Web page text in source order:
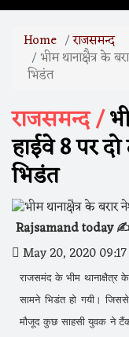
Home राजसमन्द
भीम थानाक्षैत्र के
भिडंत
राजसमन्द /
हाईवे 8 पर
भिडंत
Rajsamand
May 20, 2020
राजसमंद के भीम थानाक्षैत्र
सामने भिडंत हो गयी।
मौजूद कुछ साहसी युवक ने